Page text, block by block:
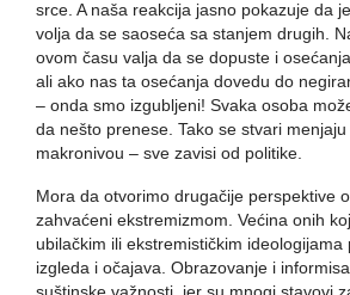
srce. A naša reakcija jasno pokazuje da
volja da se saoseća sa stanjem drugih.
ovom času valja da se dopuste i
ali ako nas ta osećanja dovedu do
– onda smo izgubljeni! Svaka osoba
da nešto prenese. Tako se stvari
makronivou – sve zavisi od politike.
Mora da otvorimo drugačije perspektive
zahvaćeni ekstremizmom. Većina onih
ubilačkim ili ekstremističkim ideologijama
izgleda i očajava. Obrazovanje i